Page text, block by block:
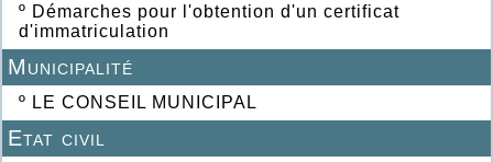
º Démarches pour l'obtention d'un certificat
d'immatriculation
Municipalité
º LE CONSEIL MUNICIPAL
Etat civil